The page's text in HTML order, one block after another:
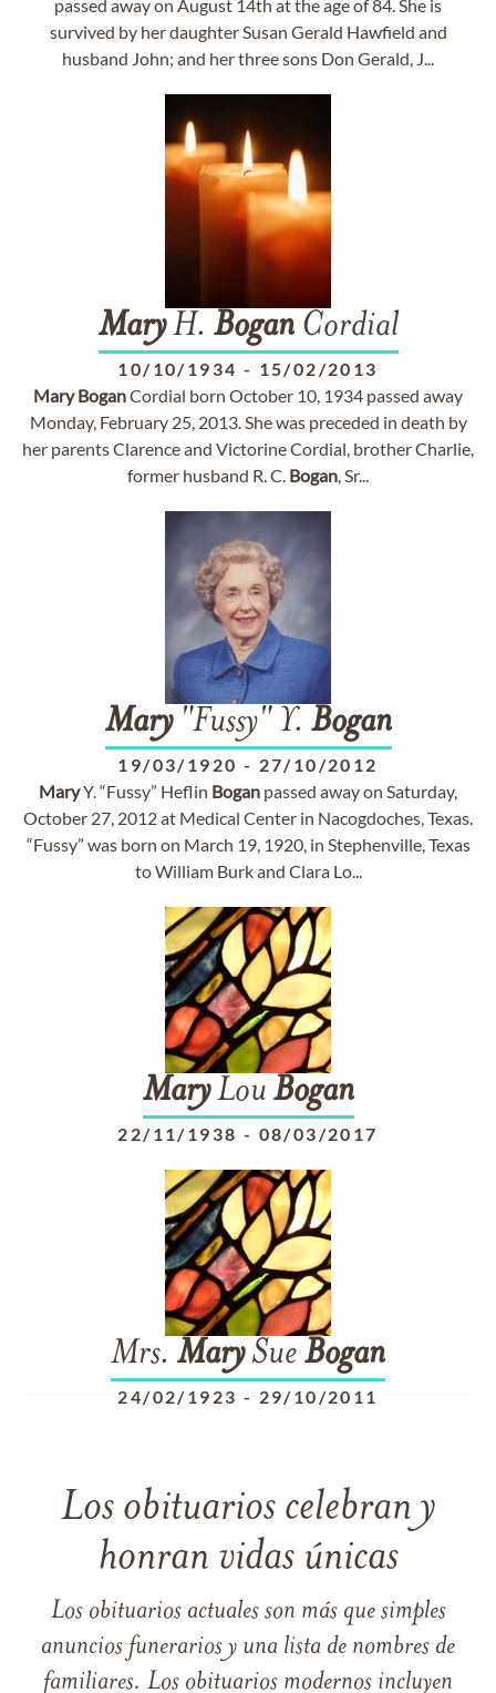
passed away on August 14th at the age of 84. She is
survived by her daughter Susan Gerald Hawfield and
husband John; and her three sons Don Gerald, J...
MaryH. BoganCordial
10/10/1934 - 15/02/2013
Mary BoganCordial born October 10, 1934 passed away
Monday, February 25, 2013. She was preceded in death by
her parents Clarence and Victorine Cordial, brother Charlie,
former husband R. C. Bogan, Sr...
Mary"Fussy" Y. Bogan
19/03/1920 - 27/10/2012
MaryY. “Fussy” Heflin Bogan passed away on Saturday,
October 27, 2012 at Medical Center in Nacogdoches, Texas.
“Fussy” was born on March 19, 1920, in Stephenville, Texas
to William Burk and Clara Lo...
MaryLou Bogan
22/11/1938 - 08/03/2017
Mrs. MarySue Bogan
24/02/1923 - 29/10/2011
Los obituarios celebran y
honran vidas únicas
Los obituarios actuales son más que simples
anuncios funerarios y una lista de nombres de
familiares. Los obituarios modernos incluyen